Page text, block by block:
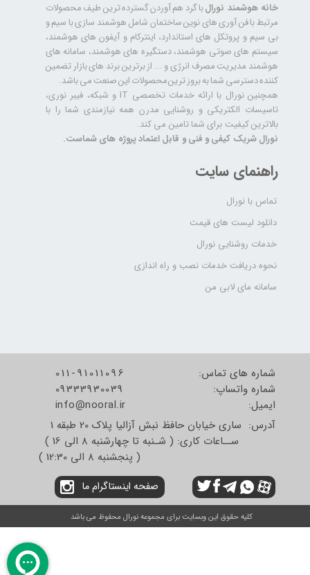
راهنمای سایت
تماس با نورال
دانلود لیست های قیمت
خدمات روشنایی نورال
نحوه دریافت خدمات نصب و راه اندازی
سامانه مای لابی من
خانه هوشمند نورالبا گرد هم آوردن گسترده ترین طیف محصولات
مرتبط با فن آوری های نوین ساختمان شامل هوشمند سازی با سیم و
بی سیم و پروتکل های استاندارد، اینترکام و آیفون های هوشمند،
سیستم های صوتی هوشمند، دستگیره های هوشمند، سامانه های
هوشمند مدیریت مصرف انرژی و ... از برترین برند های بازار تضمین
کننده دسترسی شما به بروز ترین محصولات این صنعت می باشد.
همچنین نورال با ارائه خدمات تخصصی IT و شبکه، فیبر نوری،
تاسیسات الکتریکی و روشنایی مدرن همه نیازمندی شما را با
بالاترین کیفیت برای شما تامین می کند.
نورال شریک کیفی و فنی و قابل اعتماد پروژه های شماست.
شماره های تماس:
شماره واتساپ:
​​​​​​​ایمیل:
011-91011096
09333930039
info@nooral.ir
آدرس: ساری خیابان حافظ نبش آزالیا پلاک 20 طبقه 1
ســاعات کاری: ( شـنبه تا چهارشنبه 8 الی 16 )
( پنجشنبه 8 الی 12:30 )
صفحه اینستاگرام ما
کلیه حقوق این وبسایت برای مجموعه نورال محفوظ می باشد